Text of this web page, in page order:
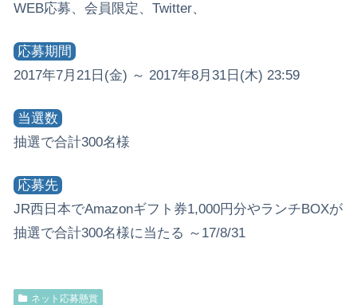
WEB応募、会員限定、Twitter、
応募期間
2017年7月21日(金) ～ 2017年8月31日(木) 23:59
当選数
抽選で合計300名様
応募先
JR西日本でAmazonギフト券1,000円分やランチBOXが
抽選で合計300名様に当たる ～17/8/31
ネット応募懸賞